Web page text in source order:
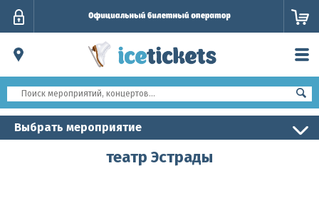
Выбрать мероприятие
театр Эстрады